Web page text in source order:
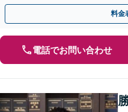
金が得られるよう尽力します！
料金
電話でお問い合わせ